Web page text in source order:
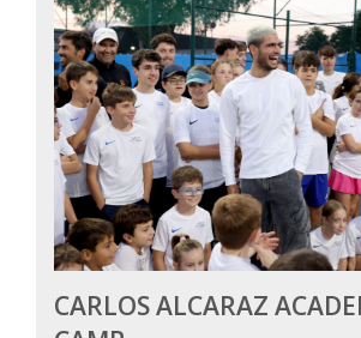
CARLOS ALCARAZ